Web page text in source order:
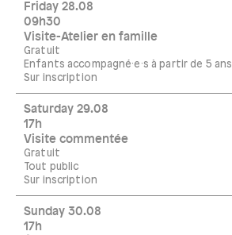
Friday 28.08
09h30
Visite-Atelier en famille
Gratuit
Enfants accompagné·e·s à partir de 5 ans
Sur inscription
Saturday 29.08
17h
Visite commentée
Gratuit
Tout public
Sur inscription
Sunday 30.08
17h